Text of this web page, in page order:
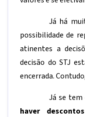
Já há
possibilidade de
atinentes a
decisão do STJ
encerrada.
Já se tem
haver